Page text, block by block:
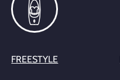
FREESTYLE